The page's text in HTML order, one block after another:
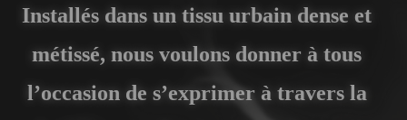
Installés dans un tissu urbain dense et
métissé, nous voulons donner à tous
l’occasion de s’exprimer à travers la